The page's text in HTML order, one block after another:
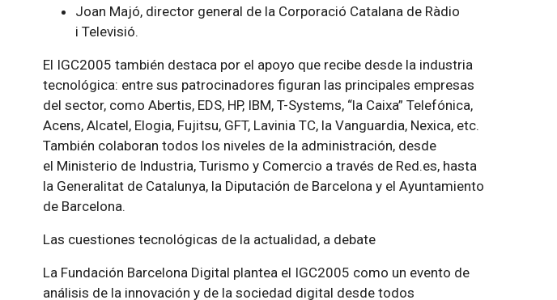
Joan Majó, director general de la Corporació Catalana de Ràdio
i Televisió.
El IGC2005 también destaca por el apoyo que recibe desde la industria
tecnológica: entre sus patrocinadores figuran las principales empresas
del sector, como Abertis, EDS, HP, IBM, T-Systems, “la Caixa” Telefónica,
Acens, Alcatel, Elogia, Fujitsu, GFT, Lavinia TC, la Vanguardia, Nexica, etc.
También colaboran todos los niveles de la administración, desde
el Ministerio de Industria, Turismo y Comercio a través de Red.es, hasta
la Generalitat de Catalunya, la Diputación de Barcelona y el Ayuntamiento
de Barcelona.
Las cuestiones tecnológicas de la actualidad, a debate
La Fundación Barcelona Digital plantea el IGC2005 como un evento de
análisis de la innovación y de la sociedad digital desde todos